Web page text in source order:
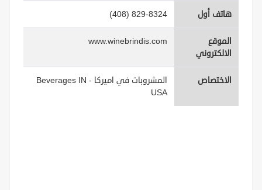
هاتف أول (408) 829-8324
الموقع
الالكتروني
www.winebrindis.com
الاختصاص
المشروبات في اميركا - Beverages IN
USA